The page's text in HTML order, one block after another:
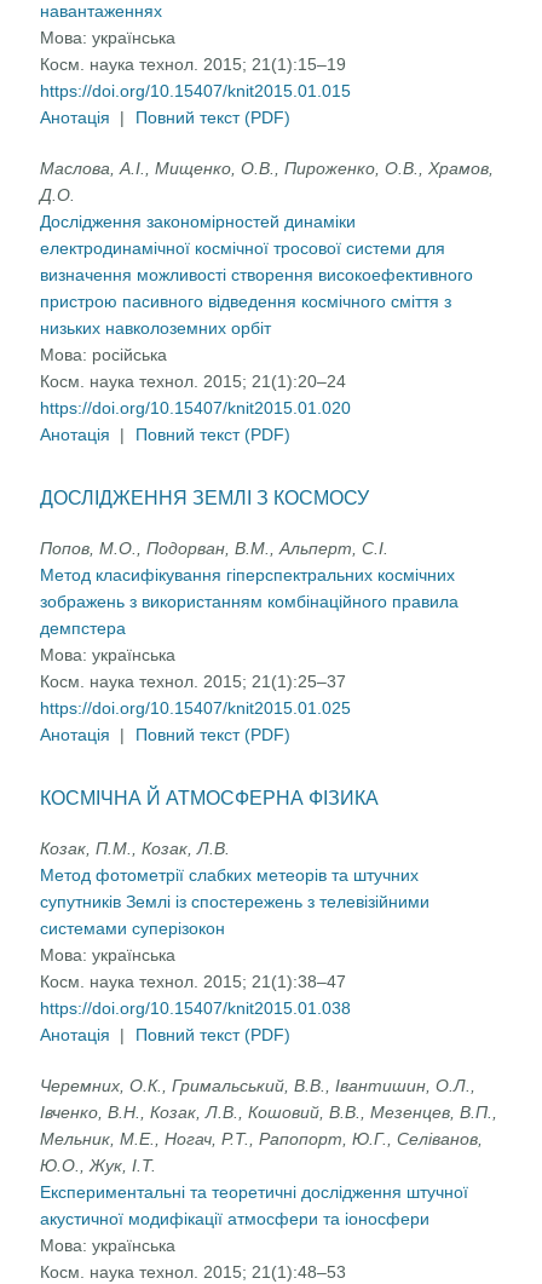
навантаженнях
Мова:українська
Косм. наука технол. 2015; 21(1):15–19
https://doi.org/10.15407/knit2015.01.015
Анотація
| Повний текст (PDF)
Маслова, А.I., Мищенко, O.В., Пироженко, O.В., Храмов,
Д.O.
Дослідження закономірностей динаміки
електродинамічної космічної тросової системи для
визначення можливості створення високоефективного
пристрою пасивного відведення космічного сміття з
низьких навколоземних орбіт
Мова: російська
Косм. наука технол. 2015; 21(1):20–24
https://doi.org/10.15407/knit2015.01.020
Анотація
| Повний текст (PDF)
ДОСЛІДЖЕННЯ ЗЕМЛІ З КОСМОСУ
Попов, М.О., Подорван, В.М., Альперт, С.І.
Метод класифікування гіперспектральних космічних
зображень з використанням комбінаційного правила
демпстера
Мова:українська
Косм. наука технол. 2015; 21(1):25–37
https://doi.org/10.15407/knit2015.01.025
Анотація
| Повний текст (PDF)
КОСМІЧНА Й АТМОСФЕРНА ФІЗИКА
Козак, П.М., Козак, Л.В.
Метод фотометрії слабких метеорів та штучних
супутників Землі із спостережень з телевізійними
системами суперізокон
Мова:українська
Косм. наука технол. 2015; 21(1):38–47
https://doi.org/10.15407/knit2015.01.038
Анотація
| Повний текст (PDF)
Черемних, О.К., Гримальський, В.В., Івантишин, О.Л.,
Івченко, В.Н., Козак, Л.В., Кошовий, В.В., Мезенцев, В.П.,
Мельник, М.Е., Ногач, Р.Т., Рапопорт, Ю.Г., Селіванов,
Ю.О., Жук, І.Т.
Експериментальні та теоретичні дослідження штучної
акустичної модифікації атмосфери та іоносфери
Мова:українська
Косм. наука технол. 2015; 21(1):48–53